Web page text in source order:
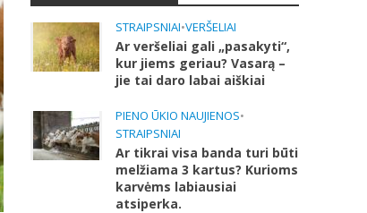
STRAIPSNIAI•VERŠELIAI
Ar veršeliai gali „pasakyti“,
kur jiems geriau? Vasarą –
jie tai daro labai aiškiai
PIENO ŪKIO NAUJIENOS•
STRAIPSNIAI
Ar tikrai visa banda turi būti
melžiama 3 kartus? Kurioms
karvėms labiausiai
atsiperka.